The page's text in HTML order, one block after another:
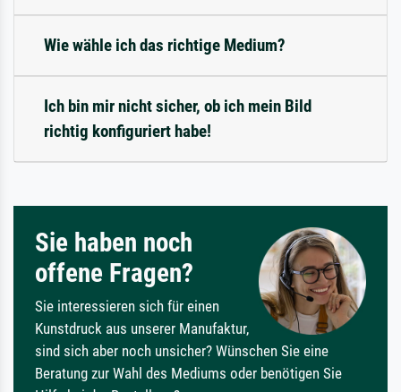
Wie wähle ich das richtige Medium?
Ich bin mir nicht sicher, ob ich mein Bild
richtig konfiguriert habe!
Sie haben noch
offene Fragen?
Sie interessieren sich für einen
Kunstdruck aus unserer Manufaktur,
sind sich aber noch unsicher? Wünschen Sie eine
Beratung zur Wahl des Mediums oder benötigen Sie